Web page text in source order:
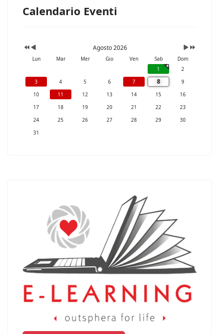
Calendario Eventi
Agosto 2026
Lun Mar Mer Gio Ven Sab
Dom
1
2
3
4 5 6 7 8
9
10
11 12 13 14 15
16
17
18 19 20 21 22
23
24
25 26 27 28 29
30
31